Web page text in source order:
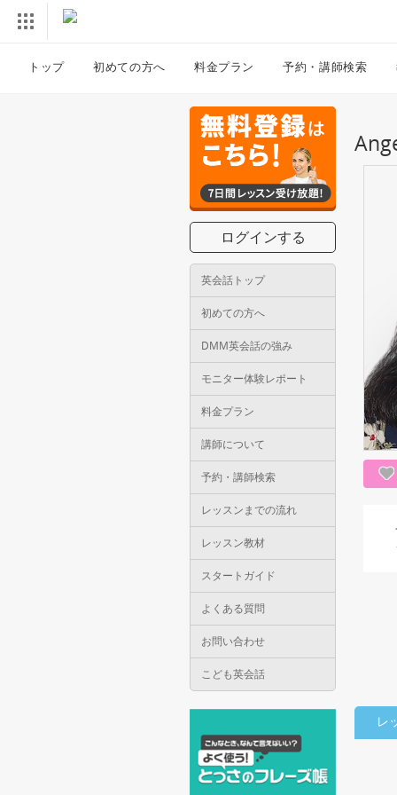
トップ 初めての方へ 料金プラン 予約・講師検索
ログインする
英会話トップ
初めての方へ
DMM英会話の強み
モニター体験レポート
料金プラン
講師について
予約・講師検索
レッスンまでの流れ
レッスン教材
スタートガイド
よくある質問
お問い合わせ
こども英会話
レ